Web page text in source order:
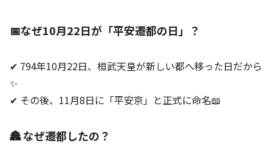
📅なぜ10月22日が「平安遷都の日」？
✔ 794年10月22日、桓武天皇が新しい都へ移った日だから
✨
✔ その後、11月8日に「平安京」と正式に命名📖
🏯 なぜ遷都したの？